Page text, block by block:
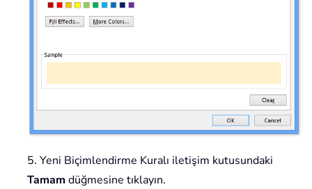
5. Yeni Biçimlendirme Kuralı iletişim kutusundaki
Tamam düğmesine tıklayın.